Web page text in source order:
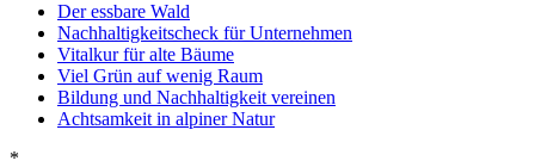
Der essbare Wald
Nachhaltigkeitscheck für Unternehmen
Vitalkur für alte Bäume
Viel Grün auf wenig Raum
Bildung und Nachhaltigkeit vereinen
Achtsamkeit in alpiner Natur
*